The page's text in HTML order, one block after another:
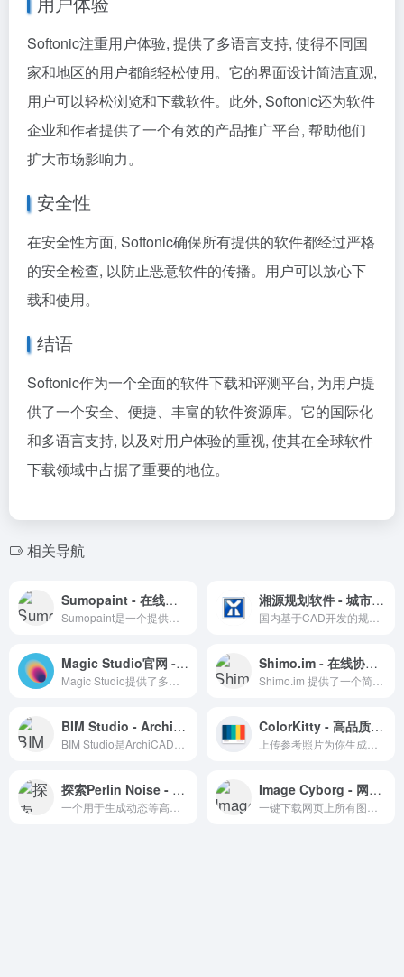
Softonic注重用户体验, 提供了多语言支持, 使得不同国
家和地区的用户都能轻松使用。它的界面设计简洁直观,
用户可以轻松浏览和下载软件。此外, Softonic还为软件
企业和作者提供了一个有效的产品推广平台, 帮助他们
扩大市场影响力。
安全性
在安全性方面, Softonic确保所有提供的软件都经过严格
的安全检查, 以防止恶意软件的传播。用户可以放心下
载和使用。
结语
Softonic作为一个全面的软件下载和评测平台, 为用户提
供了一个安全、便捷、丰富的软件资源库。它的国际化
和多语言支持, 以及对用户体验的重视, 使其在全球软件
下载领域中占据了重要的地位。
相关导航
Sumopaint - 在线图片美化编辑修图工具 湘源规划软件 - 城市规划设计软件专家
Magic Studio官网 - AI图片编辑工具｜在线抠图去背景 Shimo.im - 在线协同办公与文档分享的高效平台
BIM Studio - ArchiCAD技术交流平台 ColorKitty - 高品质设计师资源
探索Perlin Noise - 动态等高线的在线特效工具 Image Cyborg - 网页图片批量下载专家